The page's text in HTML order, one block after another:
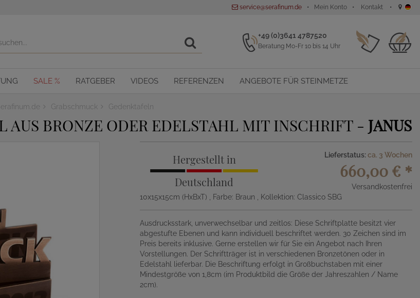
service@serafinum.de Mein Konto Kontakt
+49 (0)3641 4787520
Beratung Mo-Fr 10 bis 14 Uhr
SALE % RATGEBER VIDEOS REFERENZEN ANGEBOTE FÜR STEINMETZE
Grabschmuck Gedenktafeln
AUS BRONZE ODER EDELSTAHL MIT INSCHRIFT - JANUS
Hergestellt in
Deutschland
Lieferstatus: ca. 3 Wochen
660,00 € *
Versandkostenfrei
10x15x15cm (HxBxT)
, Farbe: Braun , Kollektion: Classico SBG
Ausdrucksstark, unverwechselbar und zeitlos: Diese Schriftplatte besitzt vier
abgestufte Ebenen und kann individuell beschriftet werden. 30 Zeichen sind im
Preis bereits inklusive. Gerne erstellen wir für Sie ein Angebot nach Ihren
Vorstellungen. Der Schriftträger ist in verschiedenen Bronzetönen oder in
Edelstahl lieferbar. Die Beschriftung erfolgt in Großbuchstaben mit einer
Mindestgröße von 1,8cm (im Produktbild die Größe der Jahreszahlen / Name
2cm).